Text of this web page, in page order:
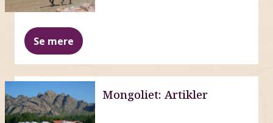
Se mere
Mongoliet: Artikler